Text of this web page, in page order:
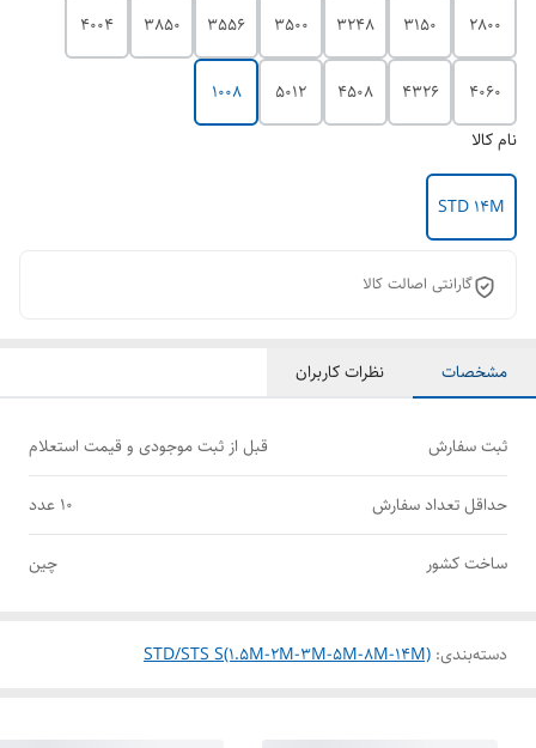
2800
3150
3248
3500
3556
3850
4004
4060
4326
4508
5012
1008
نام کالا
STD 14M
گارانتی اصالت کالا
مشخصات نظرات کاربران
ثبت سفارش قبل از ثبت موجودی و قیمت استعلام
حداقل تعداد سفارش 10 عدد
ساخت کشور چین
دسته‌بندی:
STD/STS S(1.5M-2M-3M-5M-8M-14M)